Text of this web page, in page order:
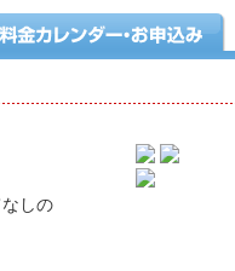
しの